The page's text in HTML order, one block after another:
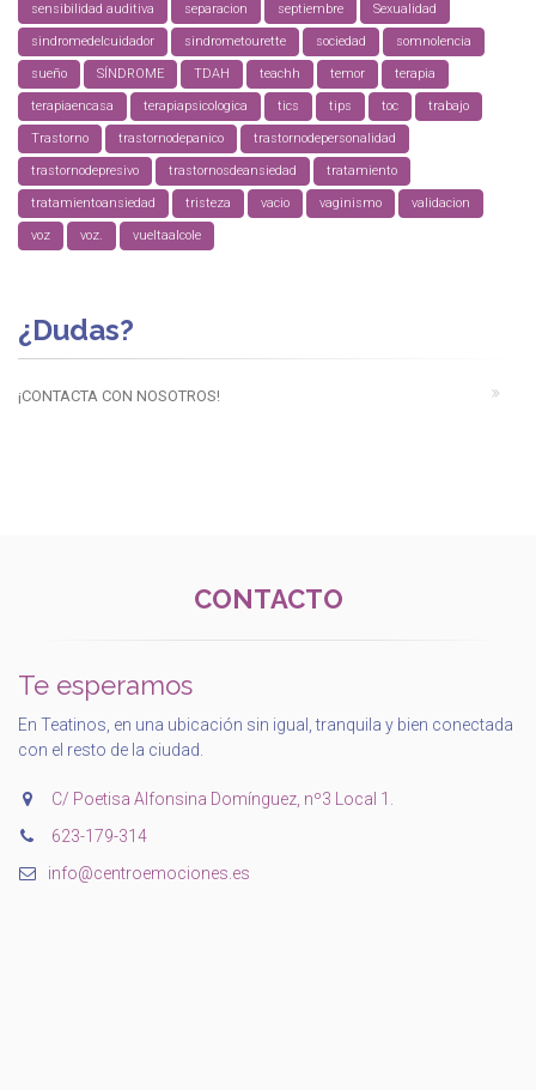
sensibilidad auditiva separacion septiembre Sexualidad
sindromedelcuidador sindrometourette sociedad somnolencia
sueño SÍNDROME TDAH teachh temor terapia
terapiaencasa terapiapsicologica tics tips toc trabajo
Trastorno trastornodepanico trastornodepersonalidad
trastornodepresivo trastornosdeansiedad tratamiento
tratamientoansiedad tristeza vacio vaginismo validacion
voz voz. vueltaalcole
¿Dudas?
¡CONTACTA CON NOSOTROS!
CONTACTO
Te esperamos
En Teatinos, en una ubicación sin igual, tranquila y bien conectada
con el resto de la ciudad.
C/ Poetisa Alfonsina Domínguez, nº3 Local 1.
‭623-179-314‬
info@centroemociones.es